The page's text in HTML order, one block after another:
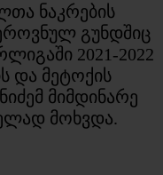
ნაკრების
გუნდშიც
2021-2022
და მეტოქის
მიმდინარე
მოხვდა.